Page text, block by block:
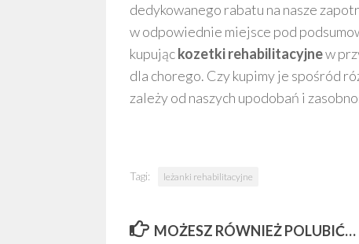
dedykowanego rabatu na nasze
w odpowiednie miejsce pod
kupująckozetki rehabilitacyjnew
dla chorego. Czy kupimy je spośród
zależy od naszych upodobań i
Tagi: leżanki rehabilitacyjne
MOŻESZ RÓWNIEŻ POLUBIĆ…